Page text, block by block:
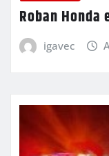
Roban Honda
igavec